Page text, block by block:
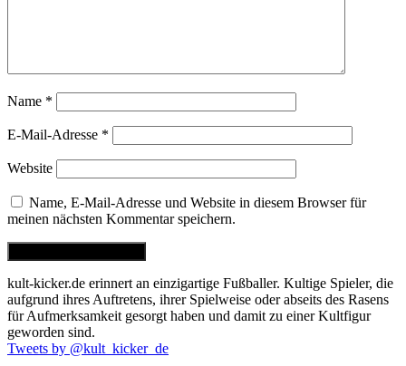
Name *
E-Mail-Adresse *
Website
Name, E-Mail-Adresse und Website in diesem Browser für
meinen nächsten Kommentar speichern.
kult-kicker.de erinnert an einzigartige Fußballer. Kultige Spieler, die
aufgrund ihres Auftretens, ihrer Spielweise oder abseits des Rasens
für Aufmerksamkeit gesorgt haben und damit zu einer Kultfigur
geworden sind.
Tweets by @kult_kicker_de